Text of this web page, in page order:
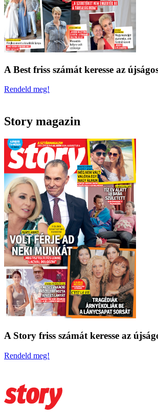
A Best friss számát keresse az
Rendeld meg!
Story magazin
A Story friss számát keresse az
Rendeld meg!